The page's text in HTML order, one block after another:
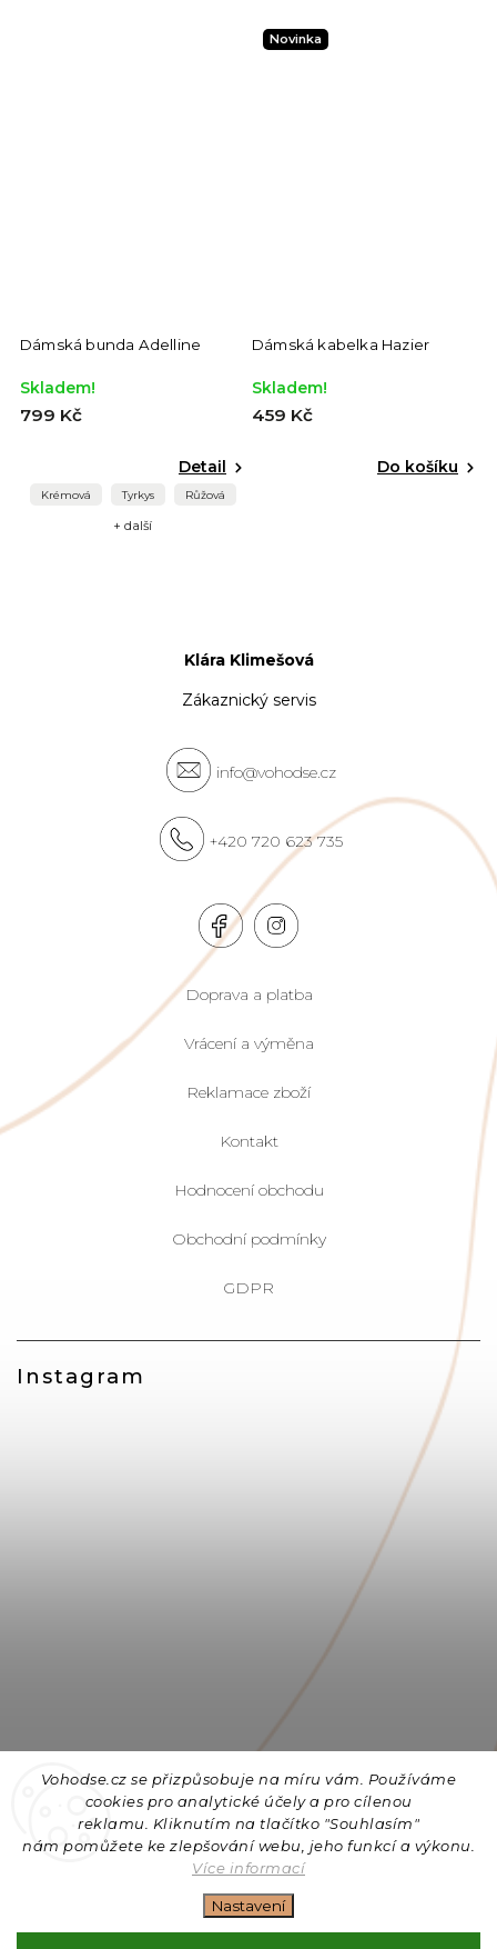
Vohodse.cz se přizpůsobuje na míru vám. Používáme
cookies pro analytické účely a pro cílenou
reklamu. Kliknutím na tlačítko "Souhlasím"
nám pomůžete ke zlepšování webu, jeho funkcí a výkonu.
Více informací
Nastavení
Dámská bunda Adelline
Skladem!
799 Kč
Detail
Krémová Tyrkys Růžová
+ další
Novinka
Dámská kabelka Hazier
Skladem!
459 Kč
Do košíku
Instagram
Sledovat na Instagramu
Klára Klimešová
Zákaznický servis
info@vohodse.cz
+420 720 623 735
Doprava a platba
Vrácení a výměna
Reklamace zboží
Kontakt
Hodnocení obchodu
Obchodní podmínky
GDPR
Copyright 2026Vohodse.cz. Všechna práva vyhrazena.